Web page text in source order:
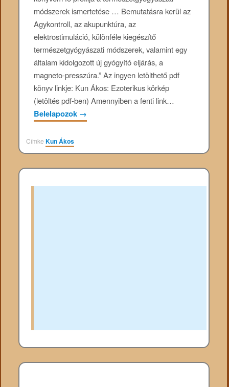
módszerek ismertetése … Bemutatásra kerül az
Agykontroll, az akupunktúra, az
elektrostimuláció, különféle kiegészítő
természetgyógyászati módszerek, valamint egy
általam kidolgozott új gyógyító eljárás, a
magneto-presszúra.” Az ingyen letölthető pdf
könyv linkje: Kun Ákos: Ezoterikus körkép
(letöltés pdf-ben) Amennyiben a fenti link…
Belelapozok →
CímkeKun Ákos